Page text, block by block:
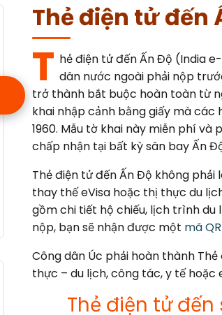
Thẻ điện tử đến
T hẻ điện tử đến Ấn Độ (India
dân nước ngoài phải nộp
trở thành bắt buộc hoàn toàn từ
khai nhập cảnh bằng giấy mà
1960. Mẫu tờ khai này miễn phí
chấp nhận tại bất kỳ sân bay Ấn
Thẻ điện tử đến Ấn Độ không
thay thế eVisa hoặc thị thực du
gồm chi tiết hộ chiếu, lịch trình du
nộp, bạn sẽ nhận được một mã QR
Công dân Úc phải hoàn thành
thực – du lịch, công tác, y tế hoặc
Thẻ điện tử